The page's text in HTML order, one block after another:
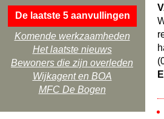
De laatste 5 aanvullingen
Komende werkzaamheden
Het laatste nieuws
Bewoners die zijn overleden
Wijkagent en BOA
MFC De Bogen